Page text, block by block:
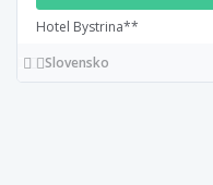
Hotel Bystrina**
Slovensko